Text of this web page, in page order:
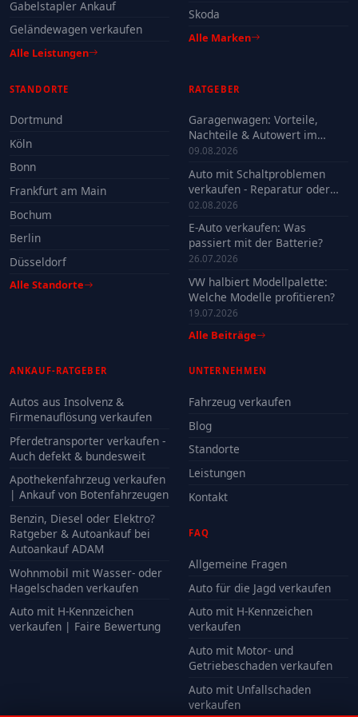
Gabelstapler Ankauf
Geländewagen verkaufen
Alle Leistungen
Skoda
Alle Marken
STANDORTE
Dortmund
Köln
Bonn
Frankfurt am Main
Bochum
Berlin
Düsseldorf
Alle Standorte
RATGEBER
Garagenwagen: Vorteile,
Nachteile & Autowert im
Check
09.08.2026
Auto mit Schaltproblemen
verkaufen - Reparatur oder
Verkauf?
02.08.2026
E-Auto verkaufen: Was
passiert mit der Batterie?
26.07.2026
VW halbiert Modellpalette:
Welche Modelle profitieren?
19.07.2026
Alle Beiträge
ANKAUF-RATGEBER
Autos aus Insolvenz &
Firmenauflösung verkaufen
Pferdetransporter verkaufen -
Auch defekt & bundesweit
Apothekenfahrzeug verkaufen
| Ankauf von Botenfahrzeugen
Benzin, Diesel oder Elektro?
Ratgeber & Autoankauf bei
Autoankauf ADAM
Wohnmobil mit Wasser- oder
Hagelschaden verkaufen
Auto mit H-Kennzeichen
verkaufen | Faire Bewertung
UNTERNEHMEN
Fahrzeug verkaufen
Blog
Standorte
Leistungen
Kontakt
FAQ
Allgemeine Fragen
Auto für die Jagd verkaufen
Auto mit H-Kennzeichen
verkaufen
Auto mit Motor- und
Getriebeschaden verkaufen
Auto mit Unfallschaden
verkaufen